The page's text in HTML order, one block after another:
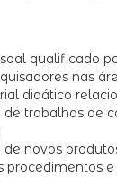
qualificado
nas
didático
trabalhos de
novos
procedimentos